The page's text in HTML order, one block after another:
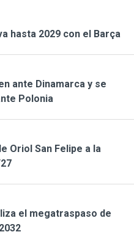
hasta 2029 con el Barça
ante Dinamarca y se
Polonia
Oriol San Felipe a la
el megatraspaso de